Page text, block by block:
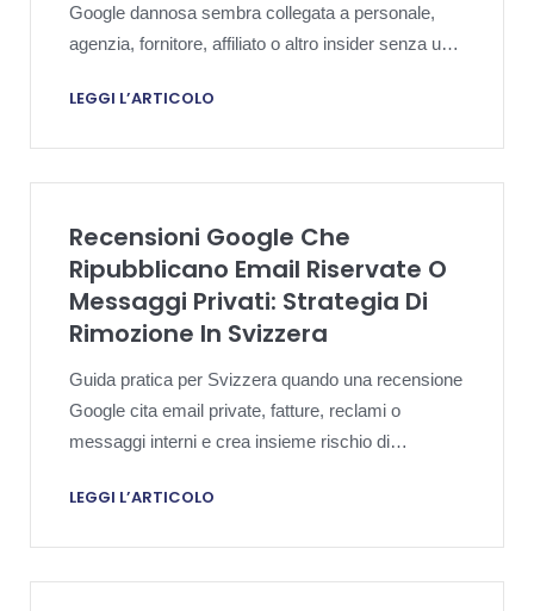
Google dannosa sembra collegata a personale,
agenzia, fornitore, affiliato o altro insider senza una
LEGGI L’ARTICOLO
Recensioni Google Che
Ripubblicano Email Riservate O
Messaggi Privati: Strategia Di
Rimozione In Svizzera
Guida pratica per Svizzera quando una recensione
Google cita email private, fatture, reclami o
messaggi interni e crea insieme rischio di
LEGGI L’ARTICOLO